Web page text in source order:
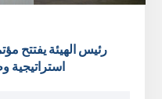
​رئيس الهيئة يفتتح
استراتيجية